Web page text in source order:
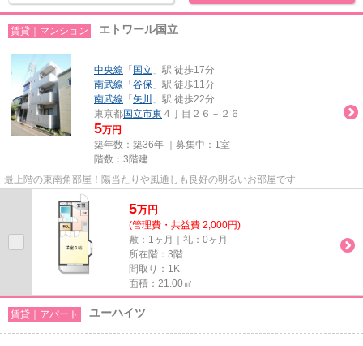
賃貸｜マンション エトワール国立
中央線 「 国立 」駅 徒歩17分
南武線 「 谷保 」駅 徒歩11分
南武線 「 矢川
」駅 徒歩22分
東京都国立市東 ４丁目２６－２６
5万円
築年数：築36年 ｜募集中： 1室
階数：3階建
最上階の東南角部屋！陽当たりや風通しも良好の明るいお部屋です
5万円
(管理費・共益費 2,000円)
敷：1ヶ月｜礼：0ヶ月
所在階：3階
間取り：1K
面積：21.00㎡
賃貸｜アパート ユーハイツ